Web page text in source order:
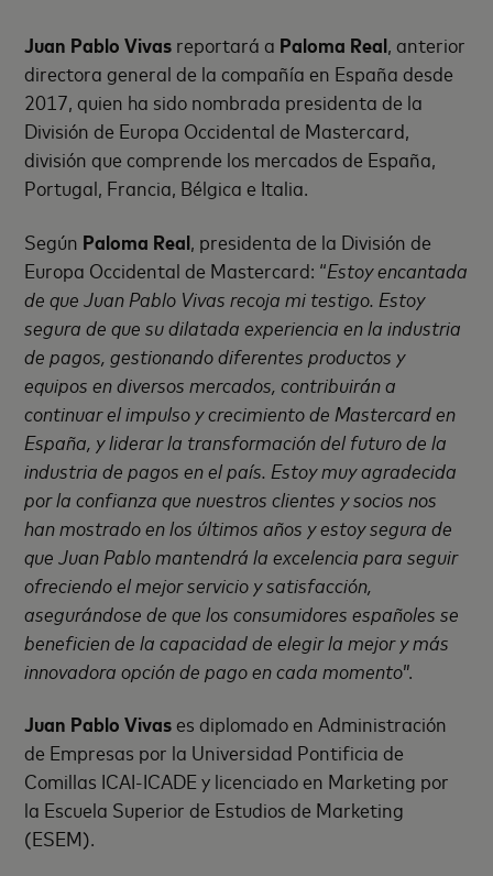
Juan Pablo Vivas reportará a Paloma Real, anterior
directora general de la compañía en España desde
2017, quien ha sido nombrada presidenta de la
División de Europa Occidental de Mastercard,
división que comprende los mercados de España,
Portugal, Francia, Bélgica e Italia.
Según Paloma Real , presidenta de la División de
Europa Occidental de Mastercard: “Estoy encantada
de que Juan Pablo Vivas recoja mi testigo. Estoy
segura de que su dilatada experiencia en la industria
de pagos, gestionando diferentes productos y
equipos en diversos mercados, contribuirán a
continuar el impulso y crecimiento de Mastercard en
España, y liderar la transformación del futuro de la
industria de pagos en el país. Estoy muy agradecida
por la confianza que nuestros clientes y socios nos
han mostrado en los últimos años y estoy segura de
que Juan Pablo mantendrá la excelencia para seguir
ofreciendo el mejor servicio y satisfacción,
asegurándose de que los consumidores españoles se
beneficien de la capacidad de elegir la mejor y más
innovadora opción de pago en cada momento”.
Juan Pablo Vivases diplomado en Administración
de Empresas por la Universidad Pontificia de
Comillas ICAI-ICADE y licenciado en Marketing por
la Escuela Superior de Estudios de Marketing
(ESEM).